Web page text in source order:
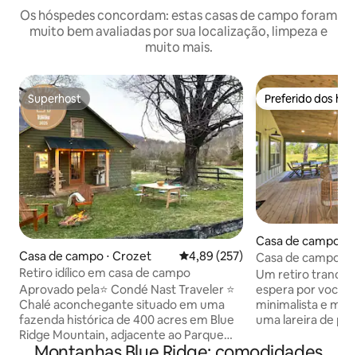
Os hóspedes concordam: estas casas de campo foram
muito bem avaliadas por sua localização, limpeza e
muito mais.
Superhost
Superhost
Casa de campo ⋅ Crozet 4,89 de uma avaliação média de
4,89 (257)
Retiro idílico em casa de campo
Aprovado pela⭐️ Condé Nast Traveler ⭐️
Chalé aconchegante situado em uma
fazenda histórica de 400 acres em Blue
Ridge Mountain, adjacente ao Parque
Nacional Shenandoah. Cada espaço
Preferido dos
Preferido dos
Casa de campo ⋅
Casa de campo
moderno nas
Um retiro
espera por você
minimalista e
uma lareira de
banheiros foi